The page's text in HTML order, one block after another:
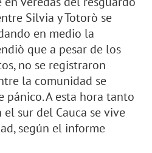
Silvia y Totorò se
en medio la
que a pesar de los
no se registraron
la comunidad se
A esta hora tanto
sur del Cauca se vive
según el informe